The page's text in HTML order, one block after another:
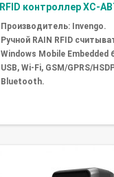
RFID контроллер XC-
Производитель: Invengo.
Ручной RAIN RFID
Windows Mobile Embedded
USB, Wi-Fi, GSM/GPRS/
Bluetooth.